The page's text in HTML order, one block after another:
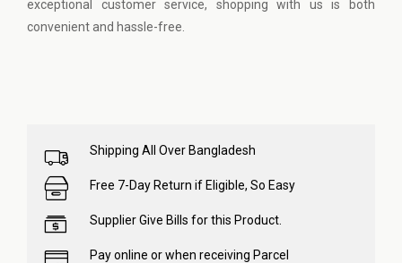
exceptional customer service, shopping with us is both
convenient and hassle-free.
Shipping All Over Bangladesh
Free 7-Day Return if Eligible, So Easy
Supplier Give Bills for this Product.
Pay online or when receiving Parcel